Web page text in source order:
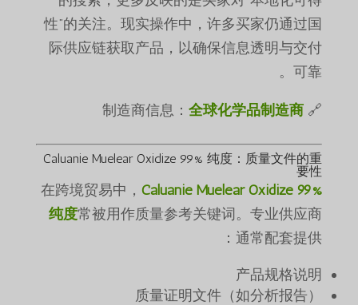
性”的关注。现实操作中，许多买家仍通过国
际供应链获取产品，以确保信息透明与交付
可靠。
🔗 制造商信息：
全球化学品制造商
Caluanie Muelear Oxidize 99% 纯度 ：质量文件的重
要性
在跨境贸易中，Caluanie Muelear Oxidize 99%
纯度常被用作质量参考关键词。专业供应商
通常配套提供：
产品规格说明
质量证明文件（如分析报告）